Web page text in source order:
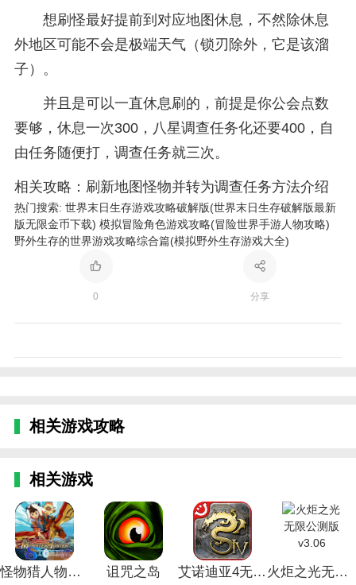
想刷怪最好提前到对应地图休息，不然除休息
外地区可能不会是极端天气（锁刃除外，它是该溜
子）。
并且是可以一直休息刷的，前提是你公会点数
要够，休息一次300，八星调查任务化还要400，自
由任务随便打，调查任务就三次。
相关攻略：刷新地图怪物并转为调查任务方法介绍
热门搜索: 世界末日生存游戏攻略破解版(世界末日生存破解版最新
版无限金币下载) 模拟冒险角色游戏攻略(冒险世界手游人物攻略)
野外生存的世界游戏攻略综合篇(模拟野外生存游戏大全)
0 分享
相关游戏攻略
相关游戏
怪物猎人物语汉化版 诅咒之岛 艾诺迪亚4无限剧情版 火炬之光无限公测版 v3.06